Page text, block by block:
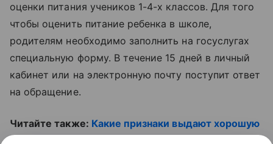
оценки питания учеников 1-4-х классов. Для того
чтобы оценить питание ребенка в школе,
родителям необходимо заполнить на госуслугах
специальную форму. В течение 15 дней в личный
кабинет или на электронную почту поступит ответ
на обращение.
Читайте также: Какие признаки выдают хорошую